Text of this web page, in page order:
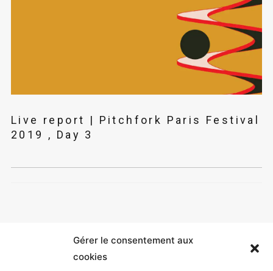
Gérer le consentement aux
cookies
Live report | Pitchfork Paris Festival
2019 , Day 3